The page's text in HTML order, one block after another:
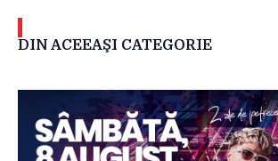
DIN ACEEAŞI CATEGORIE